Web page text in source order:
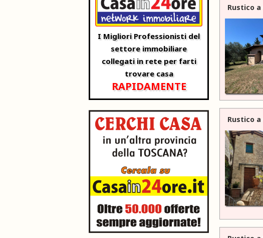
I Migliori Professionisti del
settore immobiliare
collegati in rete per farti
trovare casa
RAPIDAMENTE
Rustico a
Rustico a